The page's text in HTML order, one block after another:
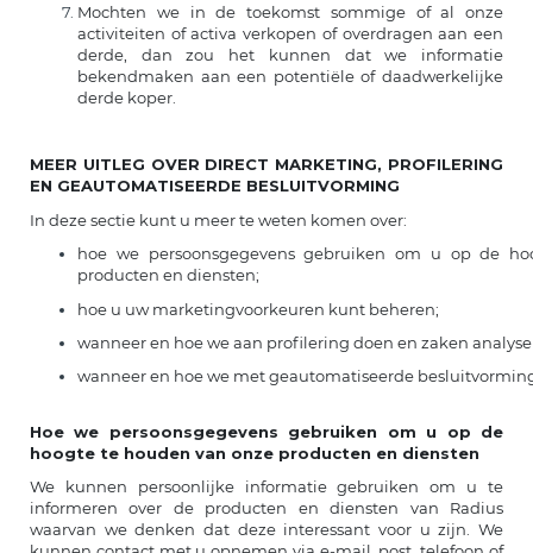
Mochten we in de toekomst sommige of al onze
activiteiten of activa verkopen of overdragen aan een
derde, dan zou het kunnen dat we informatie
bekendmaken aan een potentiële of daadwerkelijke
derde koper.
MEER UITLEG OVER DIRECT MARKETING, PROFILERING
EN GEAUTOMATISEERDE BESLUITVORMING
In deze sectie kunt u meer te weten komen over:
hoe we persoonsgegevens gebruiken om u op de
producten en diensten;
hoe u uw marketingvoorkeuren kunt beheren;
wanneer en hoe we aan profilering doen en zaken
wanneer en hoe we met geautomatiseerde
Hoe we persoonsgegevens gebruiken om u op de
hoogte te houden van onze producten en diensten
We kunnen persoonlijke informatie gebruiken om u te
informeren over de producten en diensten van Radius
waarvan we denken dat deze interessant voor u zijn. We